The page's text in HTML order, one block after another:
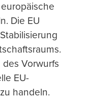
Die EU
Vorwurfs
EU-
handeln.